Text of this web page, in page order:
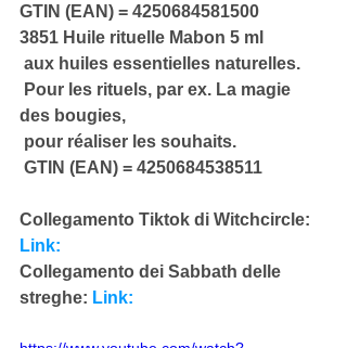
GTIN (EAN) = 4250684581500
3851 Huile rituelle Mabon 5 ml
aux huiles essentielles naturelles.
des bougies,
pour réaliser les souhaits.
GTIN (EAN) = 4250684538511
Collegamento Tiktok di Witchcircle:
Link:
Collegamento dei Sabbath delle
streghe: Link: